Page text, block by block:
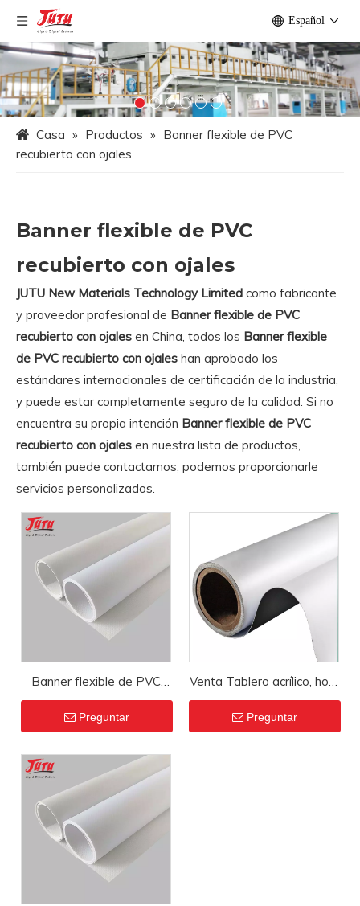
Español
Casa » Productos » Banner flexible de PVC
recubierto con ojales
Banner flexible de PVC
recubierto con ojales
JUTU New Materials Technology Limited como fabricante
y proveedor profesional de Banner flexible de PVC
recubierto con ojales en China, todos los Banner flexible
de PVC recubierto con ojales han aprobado los
estándares internacionales de certificación de la industria,
y puede estar completamente seguro de la calidad. Si no
encuentra su propia intención Banner flexible de PVC
recubierto con ojales en nuestra lista de productos,
también puede contactarnos, podemos proporcionarle
servicios personalizados.
Banner flexible de PVC
con revestimiento ligero y
ojales
Preguntar
Venta Tablero acrílico, hoja
acrílica transparente, 3mm
Preguntar